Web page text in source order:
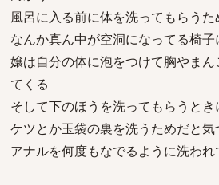
風呂に入る前に体を洗ってもらうた
なんか真ん中が空洞になってる椅子
嬢は自分の体に泡をつけて胸やま
てくる
そして下のほうを洗ってもらうと
ケツとか玉袋の裏を洗うためだと気
アナルを何度もなでるように洗わ